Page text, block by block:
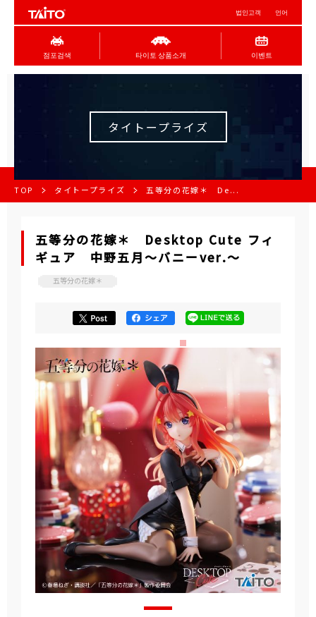
법인고객 언어
점포검색 타이토 상품소개 이벤트
タイトープライズ
TOP タイトープライズ 五等分の花嫁＊ De...
五等分の花嫁＊ Desktop Cute フィ
ギュア 中野五月～バニーver.～
五等分の花嫁＊